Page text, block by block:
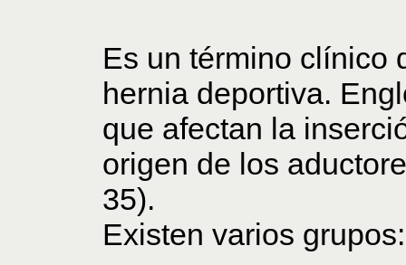
Es un término clínico
hernia deportiva.
que afectan la
origen de los
35).
Existen varios